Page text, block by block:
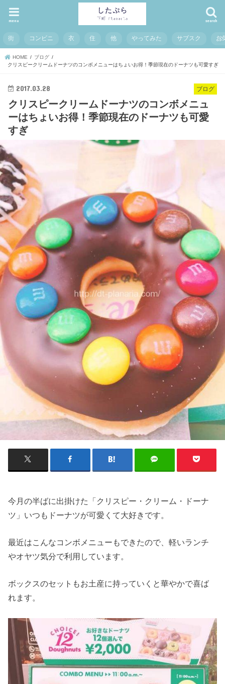
search
menu
街 コンビニ 衣 住 他 やってみた サブスク お
HOME
ブログ
クリスピークリームドーナツのコンボメニューはちょいお得！季節現在のドーナツも可愛すぎ
ブログ
2017.03.28
クリスピークリームドーナツのコンボメニュ
ーはちょいお得！季節現在のドーナツも可愛
すぎ
今月の半ばに出掛けた「クリスピー・クリーム・ドーナ
ツ」いつもドーナツが可愛くて大好きです。
最近はこんなコンボメニューもできたので、軽いランチ
やオヤツ気分で利用しています。
ボックスのセットもお土産に持っていくと華やかで喜ば
れます。